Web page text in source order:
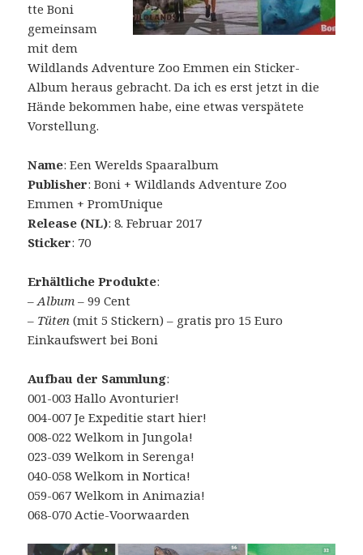
tte Boni
gemeinsam
mit dem
Wildlands Adventure Zoo Emmen ein Sticker-
Album heraus gebracht. Da ich es erst jetzt in die
Hände bekommen habe, eine etwas verspätete
Vorstellung.
Name: Een Werelds Spaaralbum
Publisher: Boni + Wildlands Adventure Zoo
Emmen + PromUnique
Release (NL): 8. Februar 2017
Sticker: 70
Erhältliche Produkte:
–Album – 99 Cent
– Tüten (mit 5 Stickern) – gratis pro 15 Euro
Einkaufswert bei Boni
Aufbau der Sammlung:
001-003 Hallo Avonturier!
004-007 Je Expeditie start hier!
008-022 Welkom in Jungola!
023-039 Welkom in Serenga!
040-058 Welkom in Nortica!
059-067 Welkom in Animazia!
068-070 Actie-Voorwaarden